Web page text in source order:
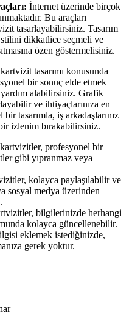
İnternet üzerinde birçok
Bu araçları
tasarlayabilirsiniz. Tasarım
dikkatlice seçmeli ve
özen göstermelisiniz.
tasarımı konusunda
bir sonuç elde etmek
yardım alabilirsiniz. Grafik
ve ihtiyaçlarınıza en
tasarımla, iş arkadaşlarınız
izlenim bırakabilirsiniz.
profesyonel bir
gibi yıpranmaz veya
kolayca paylaşılabilir ve
sosyal medya üzerinden
bilgilerinizde herhangi
kolayca güncellenebilir.
eklemek istediğinizde,
gerek yoktur.